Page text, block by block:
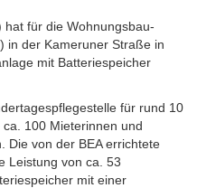
hat für die Wohnungsbau-
in der Kameruner Straße in
mit Batteriespeicher
für rund 10
100 Mieterinnen und
Die von der BEA errichtete
Leistung von ca. 53
mit einer